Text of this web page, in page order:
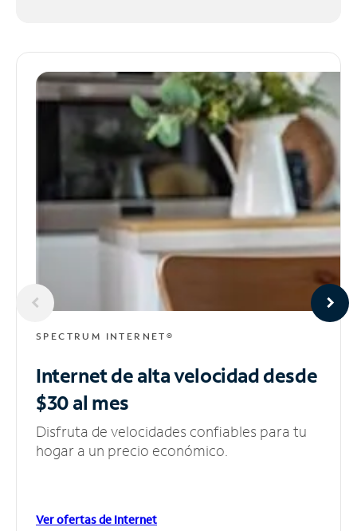
SPECTRUM INTERNET®
Internet de alta velocidaddesde
$30 al mes
Disfruta de velocidades confiables para tu
hogar a un precio económico.
Ver ofertas de Internet